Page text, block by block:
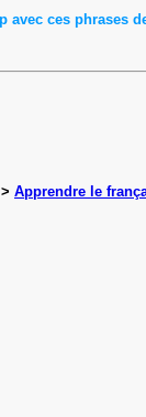
avec ces phrases
> Apprendre le